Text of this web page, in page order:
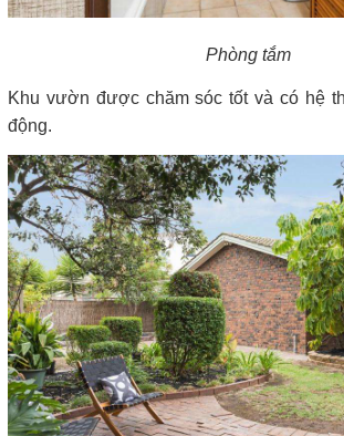
Phòng tắm
Khu vườn được chăm sóc tốt và có hệ
động.